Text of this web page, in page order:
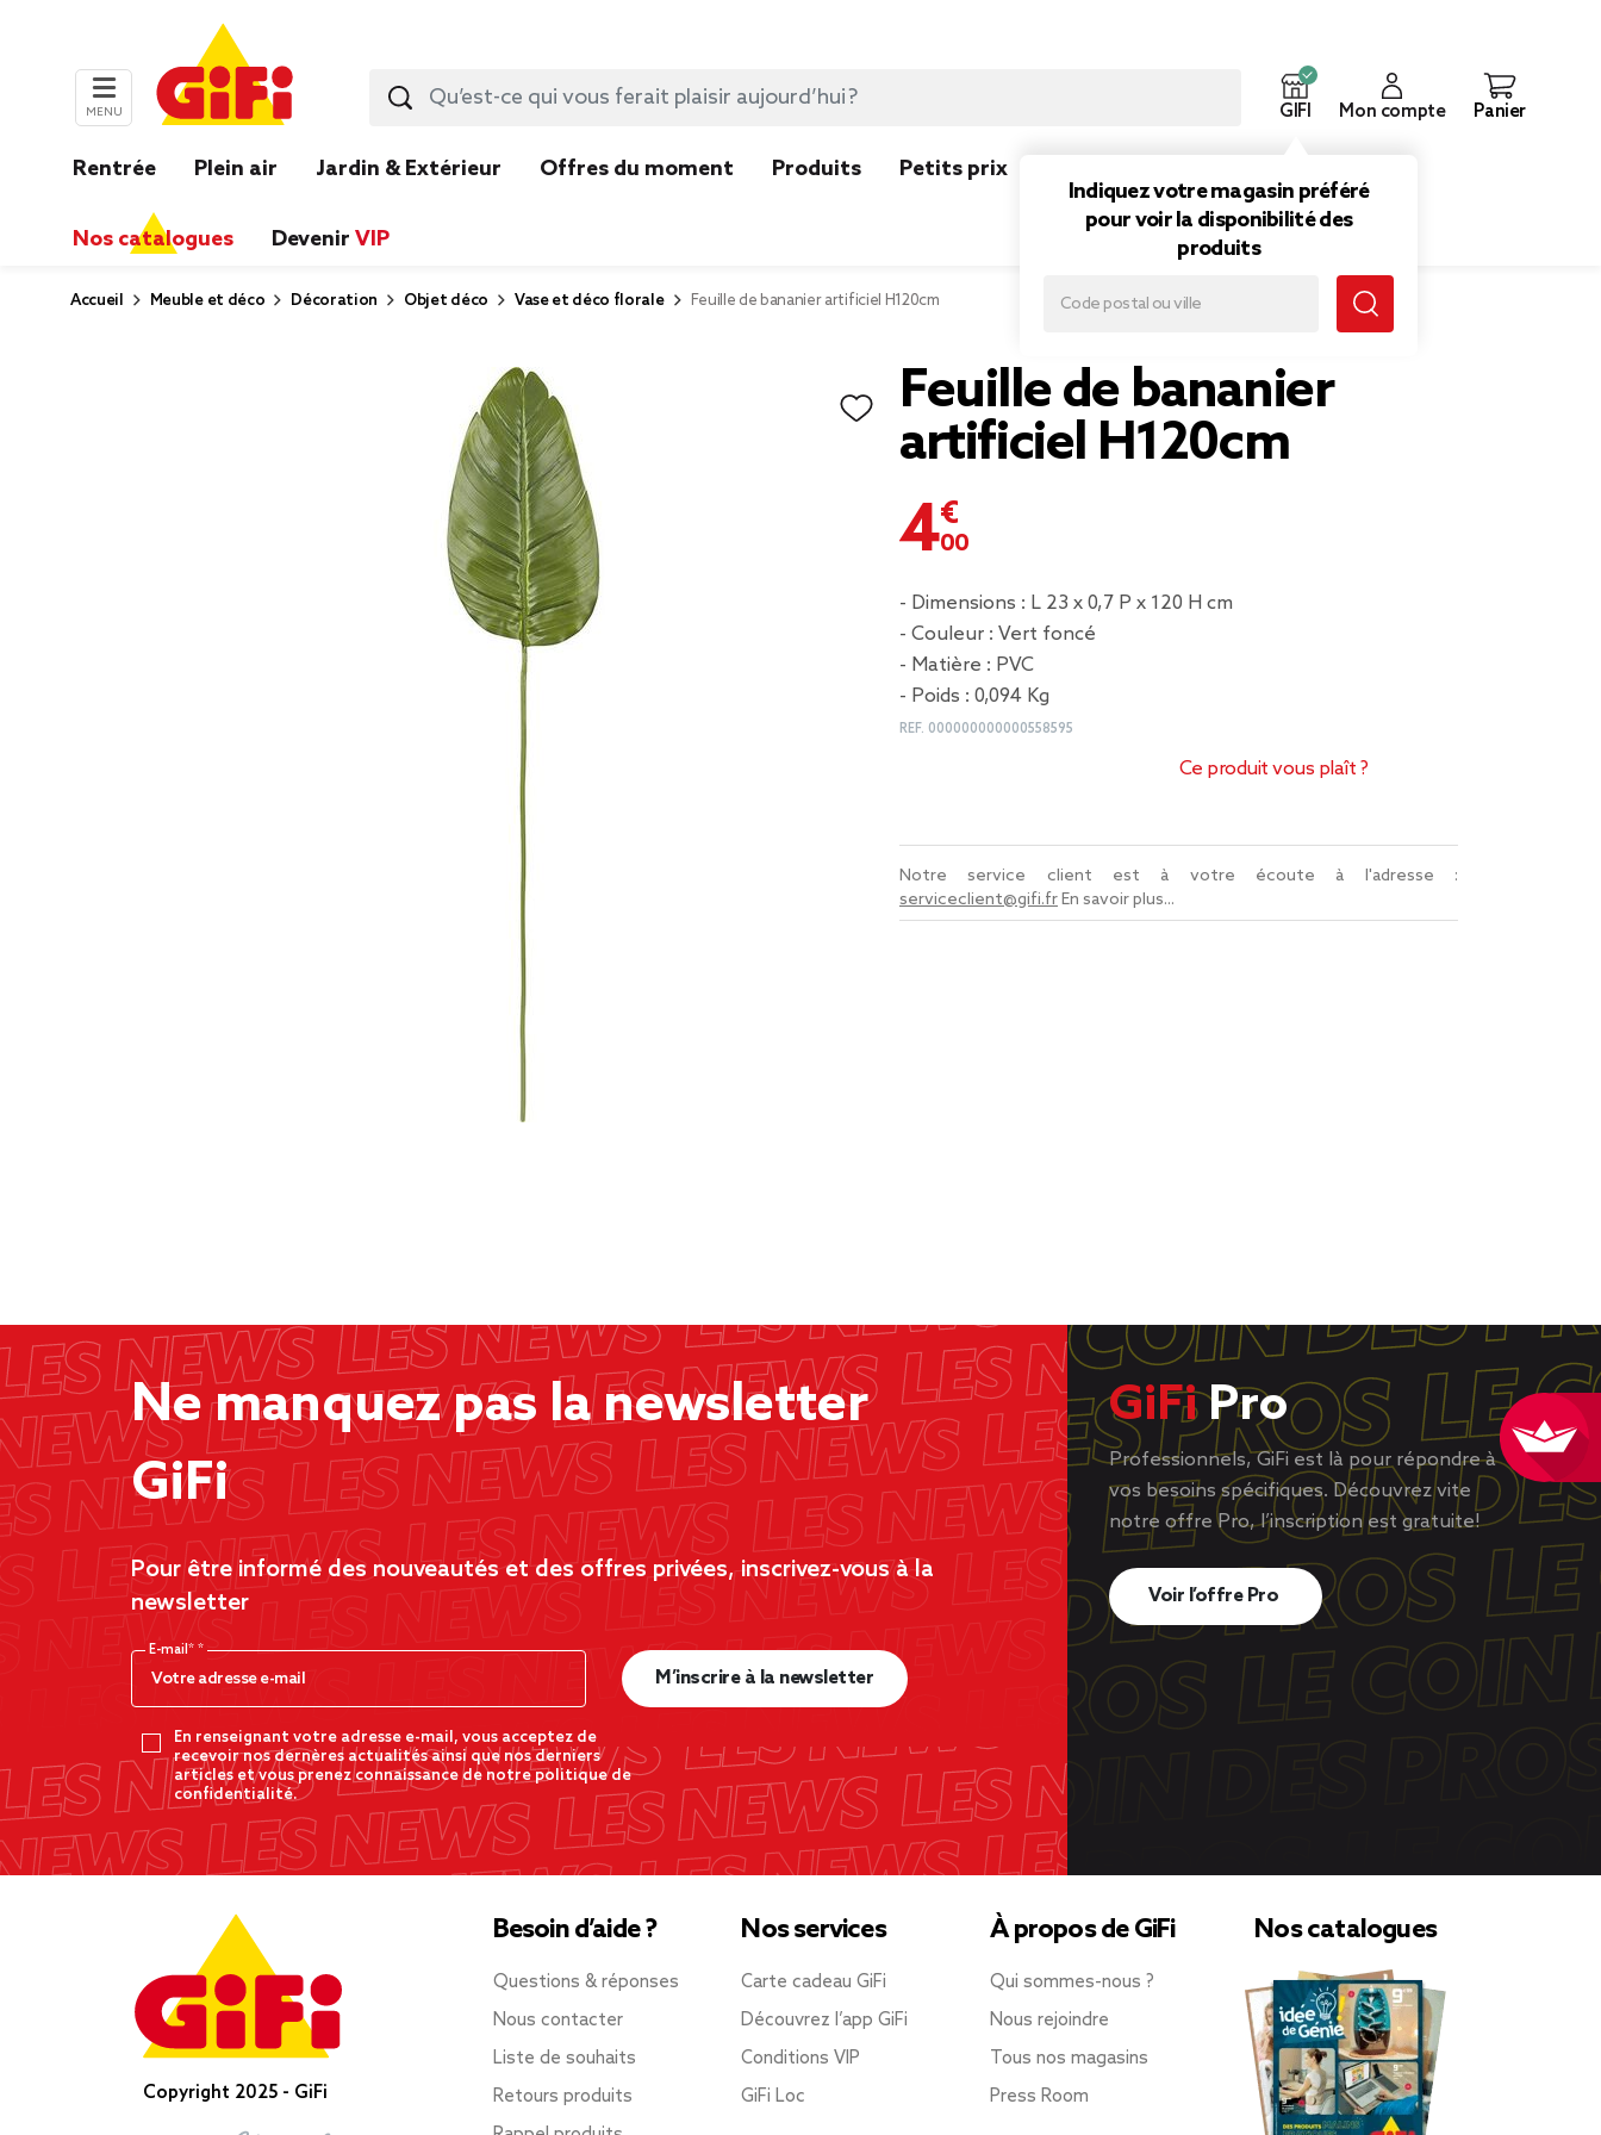
MENU GIFI
Indiquez votre magasin préféré
pour voir la disponibilité des
produits
Mon compte Panier
Rentrée Plein air Jardin & Extérieur Offres du moment Produits Petits prix
Nos catalogues Devenir VIP
Accueil Meuble et déco Décoration Objet déco Vase et déco florale Feuille de bananier artificiel H120cm
Feuille de bananier
artificiel H120cm
4,00 €
- Dimensions : L 23 x 0,7 P x 120 H cm
- Couleur : Vert foncé
- Matière : PVC
- Poids : 0,094 Kg
REF. 000000000000558595
Ce produit vous plaît ?
Notre service client est à votre écoute à l'adresse :
serviceclient@gifi.frEn savoir plus...
Ne manquez pas la newsletter
GiFi
Pour être informé des nouveautés et des offres privées, inscrivez-vous à la
newsletter
E-mail*
En renseignant votre adresse e-mail, vous acceptez de
recevoir nos dernères actualités ainsi que nos derniers
articles et vous prenez connaissance de notre politique de
confidentialité.
M’inscrire à la newsletter
GiFiPro
Professionnels, GiFi est là pour répondre à
vos besoins spécifiques. Découvrez vite
notre offre Pro, l’inscription est gratuite!
Voir l’offre Pro
Copyright 2025 - GiFi
Besoin d’aide ?
Questions & réponses
Nous contacter
Liste de souhaits
Retours produits
Nos services
Carte cadeau GiFi
Découvrez l’app GiFi
Conditions VIP
GiFi Loc
À propos de GiFi
Qui sommes-nous ?
Nous rejoindre
Tous nos magasins
Press Room
Nos catalogues